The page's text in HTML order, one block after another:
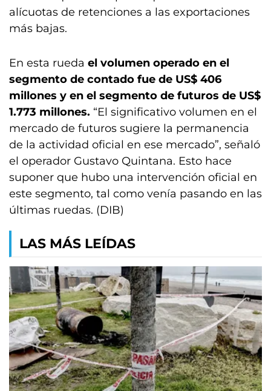
alícuotas de retenciones a las exportaciones
más bajas.
En esta rueda el volumen operado en el
segmento de contado fue de US$ 406
millones y en el segmento de futuros de US$
1.773 millones. “El significativo volumen en el
mercado de futuros sugiere la permanencia
de la actividad oficial en ese mercado”, señaló
el operador Gustavo Quintana. Esto hace
suponer que hubo una intervención oficial en
este segmento, tal como venía pasando en las
últimas ruedas. (DIB)
LAS MÁS LEÍDAS